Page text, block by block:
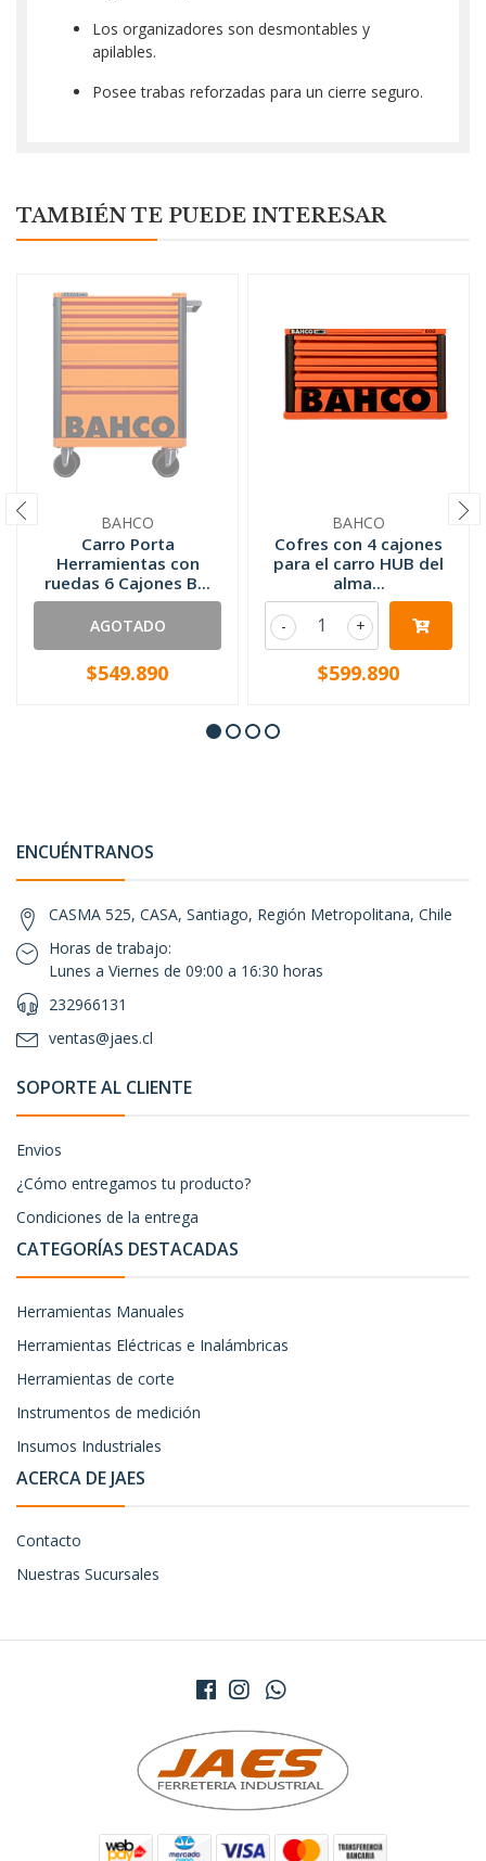
Los organizadores son desmontables y
apilables.
Posee trabas reforzadas para un cierre seguro.
TAMBIÉN TE PUEDE INTERESAR
BAHCO
Carro Porta
Herramientas con
ruedas 6 Cajones B...
AGOTADO
$549.890
BAHCO
Cofres con 4 cajones
para el carro HUB del
alma...
+
-
$599.890
ENCUÉNTRANOS
CASMA 525, CASA, Santiago, Región Metropolitana, Chile
Horas de trabajo:
Lunes a Viernes de 09:00 a 16:30 horas
232966131
ventas@jaes.cl
SOPORTE AL CLIENTE
Envios
¿Cómo entregamos tu producto?
Condiciones de la entrega
CATEGORÍAS DESTACADAS
Herramientas Manuales
Herramientas Eléctricas e Inalámbricas
Herramientas de corte
Instrumentos de medición
Insumos Industriales
ACERCA DE JAES
Contacto
Nuestras Sucursales